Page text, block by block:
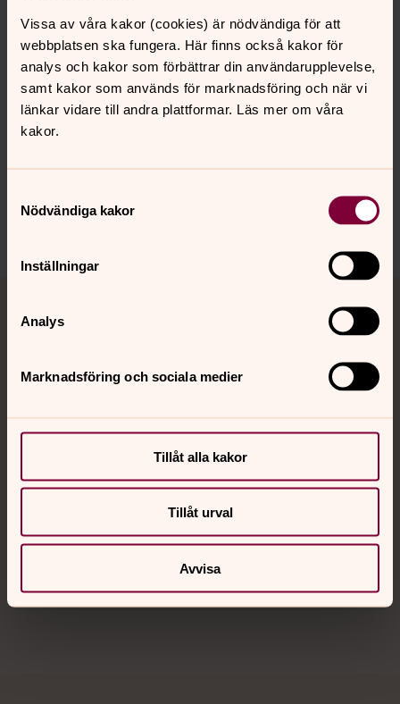
Vissa av våra kakor (cookies) är nödvändiga för att
webbplatsen ska fungera. Här finns också kakor för
analys och kakor som förbättrar din användarupplevelse,
samt kakor som används för marknadsföring och när vi
länkar vidare till andra plattformar. Läs mer om våra
kakor.
Nödvändiga kakor
Inställningar
Analys
Marknadsföring och sociala medier
Tillåt alla kakor
Tillåt urval
Avvisa
världen, och med människor av annan tro. Läs mer om
ekumenik – kyrkor som samarbetar – och
religionsdialog.
innehåll?
Kontakt
Kalender